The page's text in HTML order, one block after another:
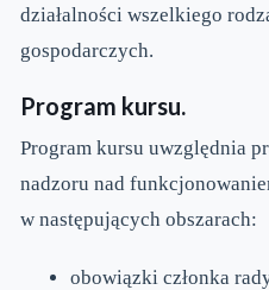
działalności wszelkiego
gospodarczych.
Program kursu.
Program kursu uwzględnia
nadzoru nad
w następujących obszarach:
obowiązki członka